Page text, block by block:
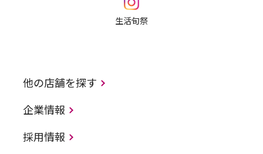
生活旬祭
他の店舗を探す
企業情報
採用情報